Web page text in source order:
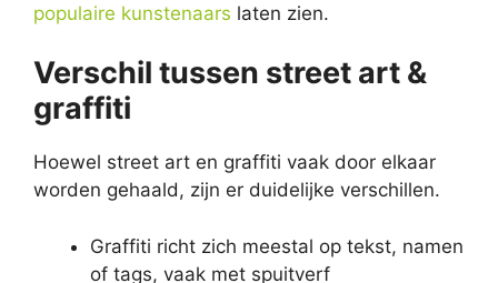
populaire kunstenaars laten zien.
Verschil tussen street art &
graffiti
Hoewel street art en graffiti vaak door elkaar
worden gehaald, zijn er duidelijke verschillen.
Graffiti richt zich meestal op tekst, namen
of tags, vaak met spuitverf